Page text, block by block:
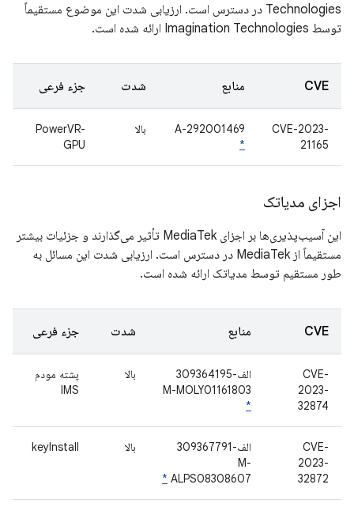
Technologies در دسترس است. ارزیابی شدت این موضوع مستقیماً
توسط Imagination Technologies ارائه شده است.
CVE منابع شدت جزء فرعی
CVE-2023-
21165
A-292001469
*
بالا
PowerVR-
GPU
اجزای مدیاتک
این آسیب‌پذیری‌ها بر اجزای MediaTek تأثیر می‌گذارند و جزئیات بیشتر
مستقیماً از MediaTek در دسترس است. ارزیابی شدت این مسائل به
طور مستقیم توسط مدیاتک ارائه شده است.
CVE منابع شدت جزء فرعی
CVE-
2023-
32874
الف-309364195
M-MOLY01161803
*
بالا
پشته مودم
IMS
CVE-
2023-
32872
الف-309367791
M-
ALPS08308607
*
بالا keyInstall